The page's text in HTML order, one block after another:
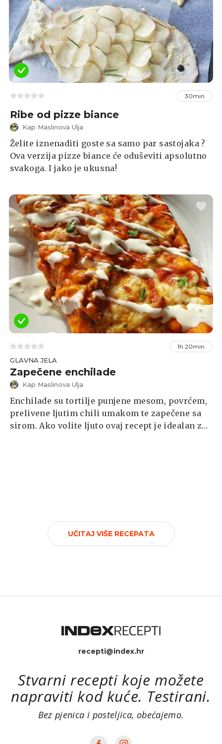
30min
Ribe od pizze biance
Kap Maslinova Ulja
Želite iznenaditi goste sa samo par sastojaka ?
Ova verzija pizze biance će oduševiti apsolutno
svakoga. I jako je ukusna!
1h 20min
GLAVNA JELA
Zapečene enchilade
Kap Maslinova Ulja
Enchilade su tortilje punjene mesom, povrćem,
prelivene ljutim chili umakom te zapečene sa
sirom. Ako volite ljuto ovaj recept je idealan za
UČITAJ VIŠE RECEPATA
recepti@index.hr
Stvarni recepti koje možete
napraviti kod kuće. Testirani.
Bez pjenica i posteljica, obećajemo.